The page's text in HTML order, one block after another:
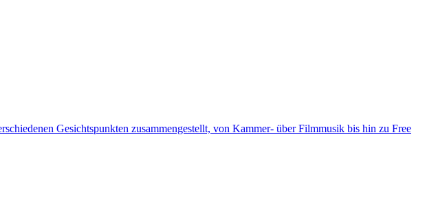
Gesichtspunkten zusammengestellt, von Kammer- über Filmmusik bis hin zu Free